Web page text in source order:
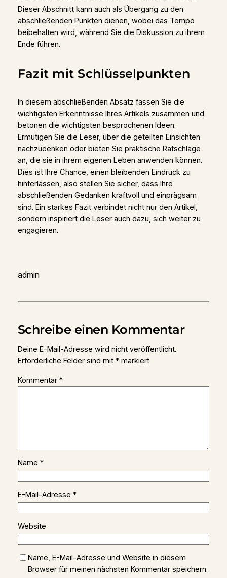
Dieser Abschnitt kann auch als Übergang zu den
abschließenden Punkten dienen, wobei das Tempo
beibehalten wird, während Sie die Diskussion zu ihrem
Ende führen.
Fazit mit Schlüsselpunkten
In diesem abschließenden Absatz fassen Sie die
wichtigsten Erkenntnisse Ihres Artikels zusammen und
betonen die wichtigsten besprochenen Ideen.
Ermutigen Sie die Leser, über die geteilten Einsichten
nachzudenken oder bieten Sie praktische Ratschläge
an, die sie in ihrem eigenen Leben anwenden können.
Dies ist Ihre Chance, einen bleibenden Eindruck zu
hinterlassen, also stellen Sie sicher, dass Ihre
abschließenden Gedanken kraftvoll und einprägsam
sind. Ein starkes Fazit verbindet nicht nur den Artikel,
sondern inspiriert die Leser auch dazu, sich weiter zu
engagieren.
admin
Schreibe einen Kommentar
Deine E-Mail-Adresse wird nicht veröffentlicht.
Erforderliche Felder sind mit *markiert
Kommentar *
Name *
E-Mail-Adresse *
Website
Name, E-Mail-Adresse und Website in diesem
Browser für meinen nächsten Kommentar speichern.